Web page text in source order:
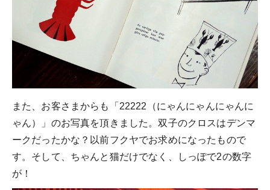
また、お客さまからも「22222（にゃんにゃんにゃんに
ゃん）」のお写真を頂きました。双子のクロスはデンマ
ークだったかな？以前フクヤでお求めになったもので
す。そして、ちゃんと猫だけでなく、しっぽで2の数字
が！